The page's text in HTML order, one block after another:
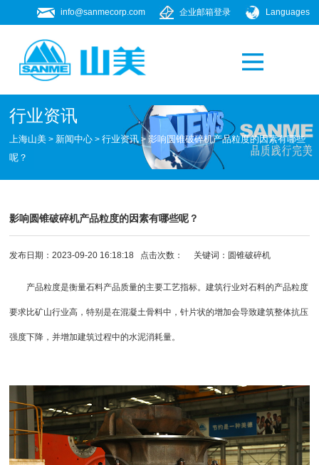
Languages
企业邮箱登录
info@sanmecorp.com
行业资讯
上海山美 > 新闻中心 >行业资讯 >影响圆锥破碎机产品粒度的因素有哪些
呢？
影响圆锥破碎机产品粒度的因素有哪些呢？
发布日期：2023-09-20 16:18:18 点击次数： 关键词： 圆锥破碎机
产品粒度是衡量石料产品质量的主要工艺指标。建筑行业对石料的产品粒度
要求比矿山行业高，特别是在混凝土骨料中，针片状的增加会导致建筑整体抗压
强度下降，并增加建筑过程中的水泥消耗量。